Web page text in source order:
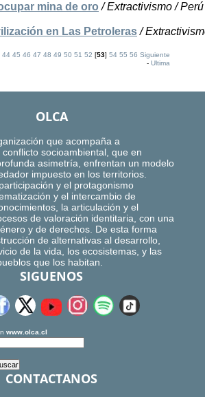
mina de oro / Extractivismo / Perú
en Las Petroleras/
44 45 46 47 48 49 50 51 52 [53]54 55 56 Siguiente
-Ultima
OLCA
que acompaña a
socioambiental, que en
asimetría, enfrentan un modelo
impuesto en los territorios.
y el protagonismo
y el intercambio de
la articulación y el
de valoración identitaria, con una
y de derechos. De esta forma
de alternativas al desarrollo,
de la vida, los ecosistemas, y las
que los habitan.
SIGUENOS
www.olca.cl
CONTACTANOS